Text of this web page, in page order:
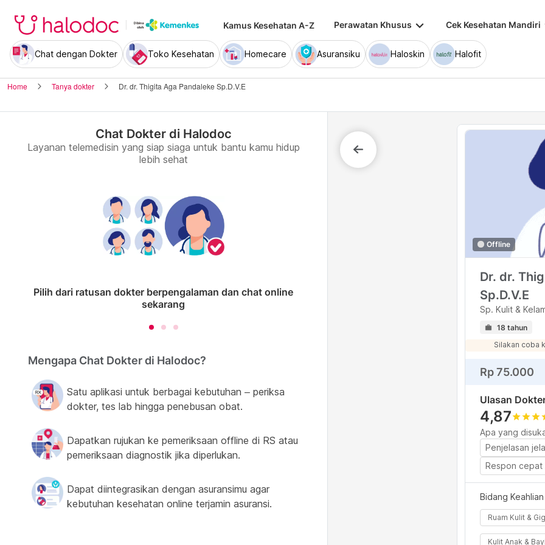
Kamus Kesehatan A-Z Perawatan Khusus keyboard_arrow_down Cek Kesehatan Mandiri
Chat dengan Dokter Toko Kesehatan Homecare Asuransiku Haloskin Halofit
Home Tanya dokter Dr. dr. Thigita Aga Pandaleke Sp.D.V.E
Chat Dokter di Halodoc
Layanan telemedisin yang siap siaga untuk bantu kamu hidup
lebih sehat
Pilih dari ratusan dokter berpengalaman dan chat online
sekarang
Mengapa Chat Dokter di Halodoc?
Satu aplikasi untuk berbagai kebutuhan – periksa
dokter, tes lab hingga penebusan obat.
Dapatkan rujukan ke pemeriksaan offline di RS atau
pemeriksaan diagnostik jika diperlukan.
Dapat diintegrasikan dengan asuransimu agar
kebutuhan kesehatan online terjamin asuransi.
Offline
Dr. dr.
Sp.D.V.E
Sp. Kulit &
18 tahun
Silakan coba
Rp 75.000
Ulasan
4,87starstarstar
Apa yang
Penjelasan
Respon cepat
Bidang Keahlian
Ruam Kulit &
Kulit Anak & Bayi